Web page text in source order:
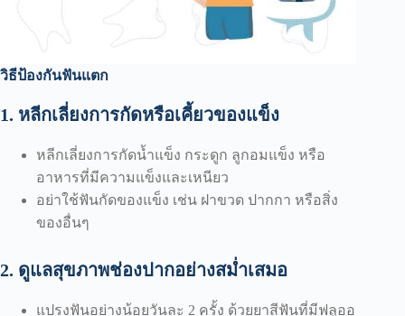
วิธีป้องกันฟันแตก
1. หลีกเลี่ยงการกัดหรือเคี้ยวของแข็ง
หลีกเลี่ยงการกัดน้ำแข็ง กระดูก ลูกอมแข็ง หรือ
อาหารที่มีความแข็งและเหนียว
อย่าใช้ฟันกัดของแข็ง เช่น ฝาขวด ปากกา หรือสิ่ง
ของอื่นๆ
2. ดูแลสุขภาพช่องปากอย่างสม่ำเสมอ
แปรงฟันอย่างน้อยวันละ 2 ครั้ง ด้วยยาสีฟันที่มีฟลูออ